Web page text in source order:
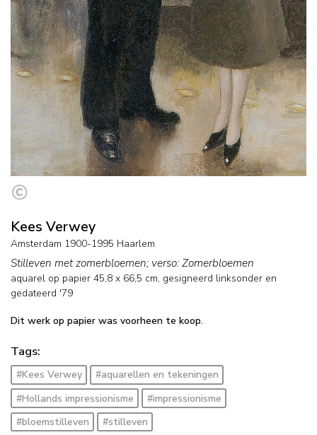
Kees Verwey
Amsterdam 1900-1995 Haarlem
Stilleven met zomerbloemen; verso: Zomerbloemen
aquarel op papier 45,8 x 66,5 cm, gesigneerd linksonder en
gedateerd '79
Dit werk op papier was voorheen te koop.
Tags:
#Kees Verwey
#aquarellen en tekeningen
#Hollands impressionisme
#impressionisme
#bloemstilleven
#stilleven